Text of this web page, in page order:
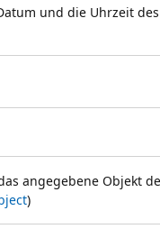
und die Uhrzeit
angegebene Objekt
)